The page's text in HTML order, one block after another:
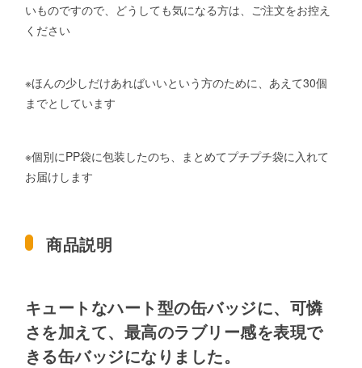
いものですので、どうしても気になる方は、ご注文をお控え
ください
※ほんの少しだけあればいいという方のために、あえて30個
までとしています
※個別にPP袋に包装したのち、まとめてプチプチ袋に入れて
お届けします
商品説明
キュートなハート型の缶バッジに、可憐
さを加えて、最高のラブリー感を表現で
きる缶バッジになりました。